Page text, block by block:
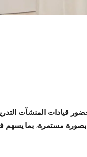
قيادات المنشآت
بصورة مستمرة، بما